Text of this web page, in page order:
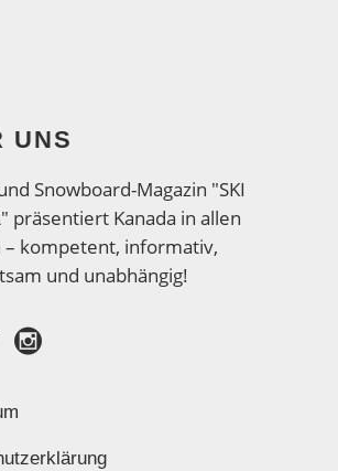
UNS
Snowboard-Magazin "SKI
präsentiert Kanada in allen
– kompetent, informativ,
und unabhängig!